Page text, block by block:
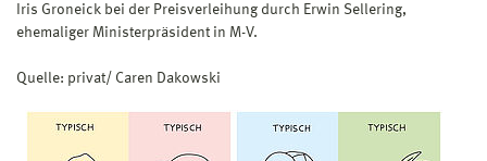
Iris Groneick bei der Preisverleihung durch Erwin Sellering,
ehemaliger Ministerpräsident in M-V.
Quelle: privat/ Caren Dakowski